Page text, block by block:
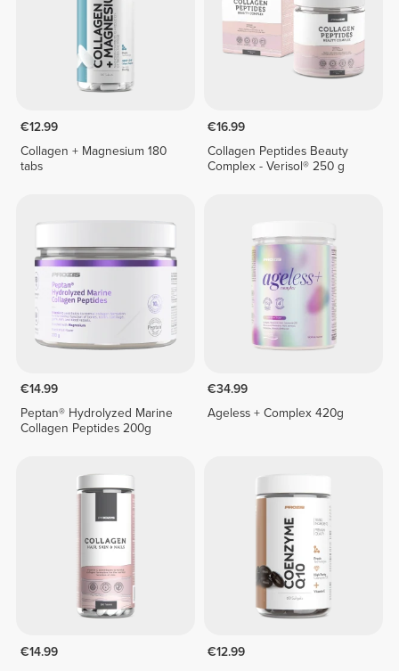
€12.99
Collagen + Magnesium 180
tabs
€16.99
Collagen Peptides Beauty
Complex - Verisol® 250 g
€14.99
Peptan® Hydrolyzed Marine
Collagen Peptides 200g
€34.99
Ageless + Complex 420g
€14.99
€12.99